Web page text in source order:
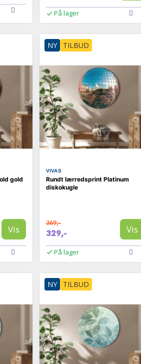
På lager
gold
Vis
NY TILBUD
VIVAS
Rundt lærredsprint Platinum
diskokugle
369,-
329,- Vis
På lager
NY TILBUD